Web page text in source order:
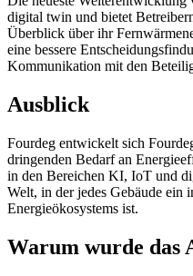
digital twin und bietet
Überblick über ihr
eine bessere
Kommunikation mit den
Ausblick
Fourdeg entwickelt sich
dringenden Bedarf an
in den Bereichen KI, IoT und
Welt, in der jedes Gebäude ein
Energieökosystems ist.
Warum wurde das